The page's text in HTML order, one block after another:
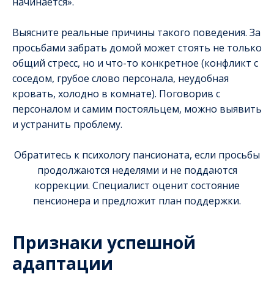
Выясните реальные причины такого поведения. За
просьбами забрать домой может стоять не только
общий стресс, но и что-то конкретное (конфликт с
соседом, грубое слово персонала, неудобная
кровать, холодно в комнате). Поговорив с
персоналом и самим постояльцем, можно выявить
и устранить проблему.
Обратитесь к психологу пансионата, если просьбы
продолжаются неделями и не поддаются
коррекции. Специалист оценит состояние
пенсионера и предложит план поддержки.
Признаки успешной
адаптации